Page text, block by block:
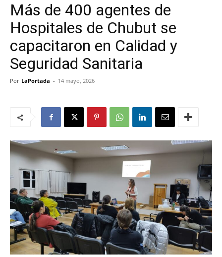
Más de 400 agentes de
Hospitales de Chubut se
capacitaron en Calidad y
Seguridad Sanitaria
Por LaPortada - 14 mayo, 2026